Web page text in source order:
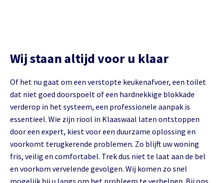
Wij staan altijd voor u klaar
Of het nu gaat om een verstopte keukenafvoer, een toilet
dat niet goed doorspoelt of een hardnekkige blokkade
verderop in het systeem, een professionele aanpak is
essentieel. Wie zijn riool in Klaaswaal laten ontstoppen
door een expert, kiest voor een duurzame oplossing en
voorkomt terugkerende problemen. Zo blijft uw woning
fris, veilig en comfortabel. Trek dus niet te laat aan de bel
en voorkom vervelende gevolgen. Wij komen zo snel
mogelijk bij u langs om het probleem te verhelpen. Bij ons